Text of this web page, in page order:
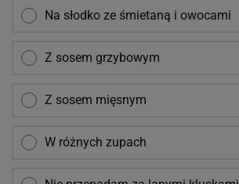
Na słodko ze śmietaną i owocami
Z sosem grzybowym
Z sosem mięsnym
W różnych zupach